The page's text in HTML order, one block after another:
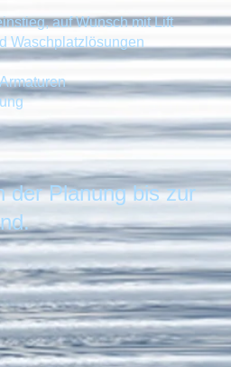
auf Wunsch mit Lift
Waschplatzlösungen
der Planung bis zur